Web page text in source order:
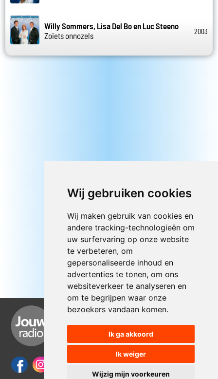
Wij gebruiken cookies
Wij maken gebruik van cookies en
andere tracking-technologieën om
uw surfervaring op onze website
te verbeteren, om
gepersonaliseerde inhoud en
advertenties te tonen, om ons
websiteverkeer te analyseren en
om te begrijpen waar onze
bezoekers vandaan komen.
Ik ga akkoord
Ik weiger
Wijzig mijn voorkeuren
Willy Sommers, Lisa Del Bo en Luc Steeno
Zoiets onnozels
2003